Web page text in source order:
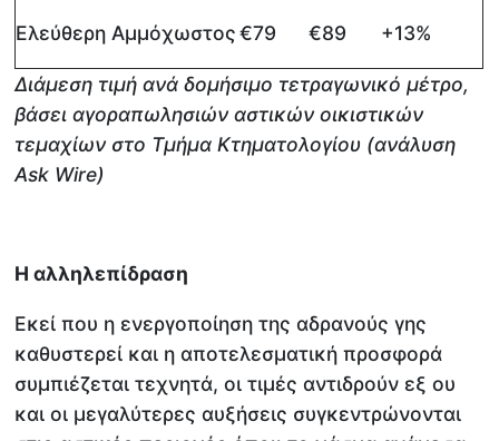
Ελεύθερη Αμμόχωστος€79 €89 +13%
Διάμεση τιμή ανά δομήσιμο τετραγωνικό μέτρο,
βάσει αγοραπωλησιών αστικών οικιστικών
τεμαχίων στο Τμήμα Κτηματολογίου (ανάλυση
Ask Wire)
Η αλληλεπίδραση
Εκεί που η ενεργοποίηση της αδρανούς γης
καθυστερεί και η αποτελεσματική προσφορά
συμπιέζεται τεχνητά, οι τιμές αντιδρούν εξ ου
και οι μεγαλύτερες αυξήσεις συγκεντρώνονται